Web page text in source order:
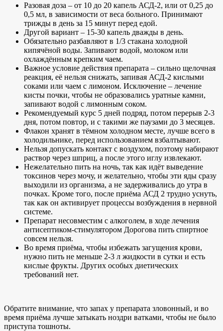
Разовая доза – от 10 до 20 капель АСД-2, или от 0,25 до
0,5 мл, в зависимости от веса больного. Принимают
трижды в день за 15 минут перед едой.
Другой вариант – 15-30 капель дважды в день.
Обязательно разбавляют в 1/3 стакана холодной
кипячёной воды. Запивают водой, молоком или
охлаждённым крепким чаем.
Важное условие действия препарата – сильно щелочная
реакция, её нельзя снижать, запивая АСД-2 кислыми
соками или чаем с лимоном. Исключение – лечение
кисты почки, чтобы не образовались уратные камни,
запивают водой с лимонным соком.
Рекомендуемый курс 5 дней подряд, потом перерыв 2-3
дня, потом повтор, и с такими же паузами до 3 месяцев.
Флакон хранят в тёмном холодном месте, лучше всего в
холодильнике, перед использованием взбалтывают.
Нельзя допускать контакт с воздухом, поэтому набирают
раствор через шприц, а после этого иглу извлекают.
Нежелательно пить на ночь, так как идёт выведение
токсинов через мочу, и желательно, чтобы эти яды сразу
выходили из организма, а не задерживались до утра в
почках. Кроме того, после приёма АСД 2 трудно уснуть,
так как он активирует процессы возбуждения в нервной
системе.
Препарат несовместим с алкоголем, в ходе лечения
антисептиком-стимулятором Дорогова пить спиртное
совсем нельзя.
Во время приёма, чтобы избежать загущения крови,
нужно пить не меньше 2-3 л жидкости в сутки и есть
кислые фрукты. Других особых диетических
требований нет.
Обратите внимание, что запах у препарата зловонный, и во
время приёма лучше затыкать ноздри ватками, чтобы не было
приступа тошноты.